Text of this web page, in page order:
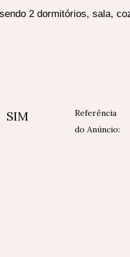
2 dormitórios, sala,
SIM
Referência
do Anúncio: